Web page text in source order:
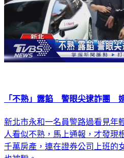
「不熟」露餡 警眼尖逮詐團
新北市永和一名員警路過看見年
人看似不熟，馬上通報，才發現
千萬房產，連在證券公司上班的